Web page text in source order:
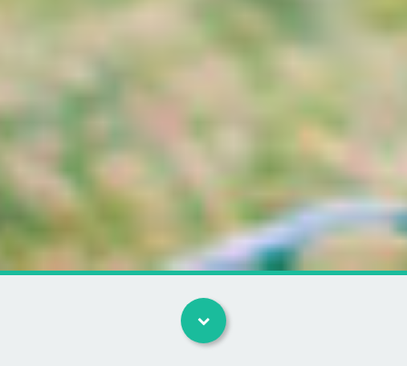
Kategorier